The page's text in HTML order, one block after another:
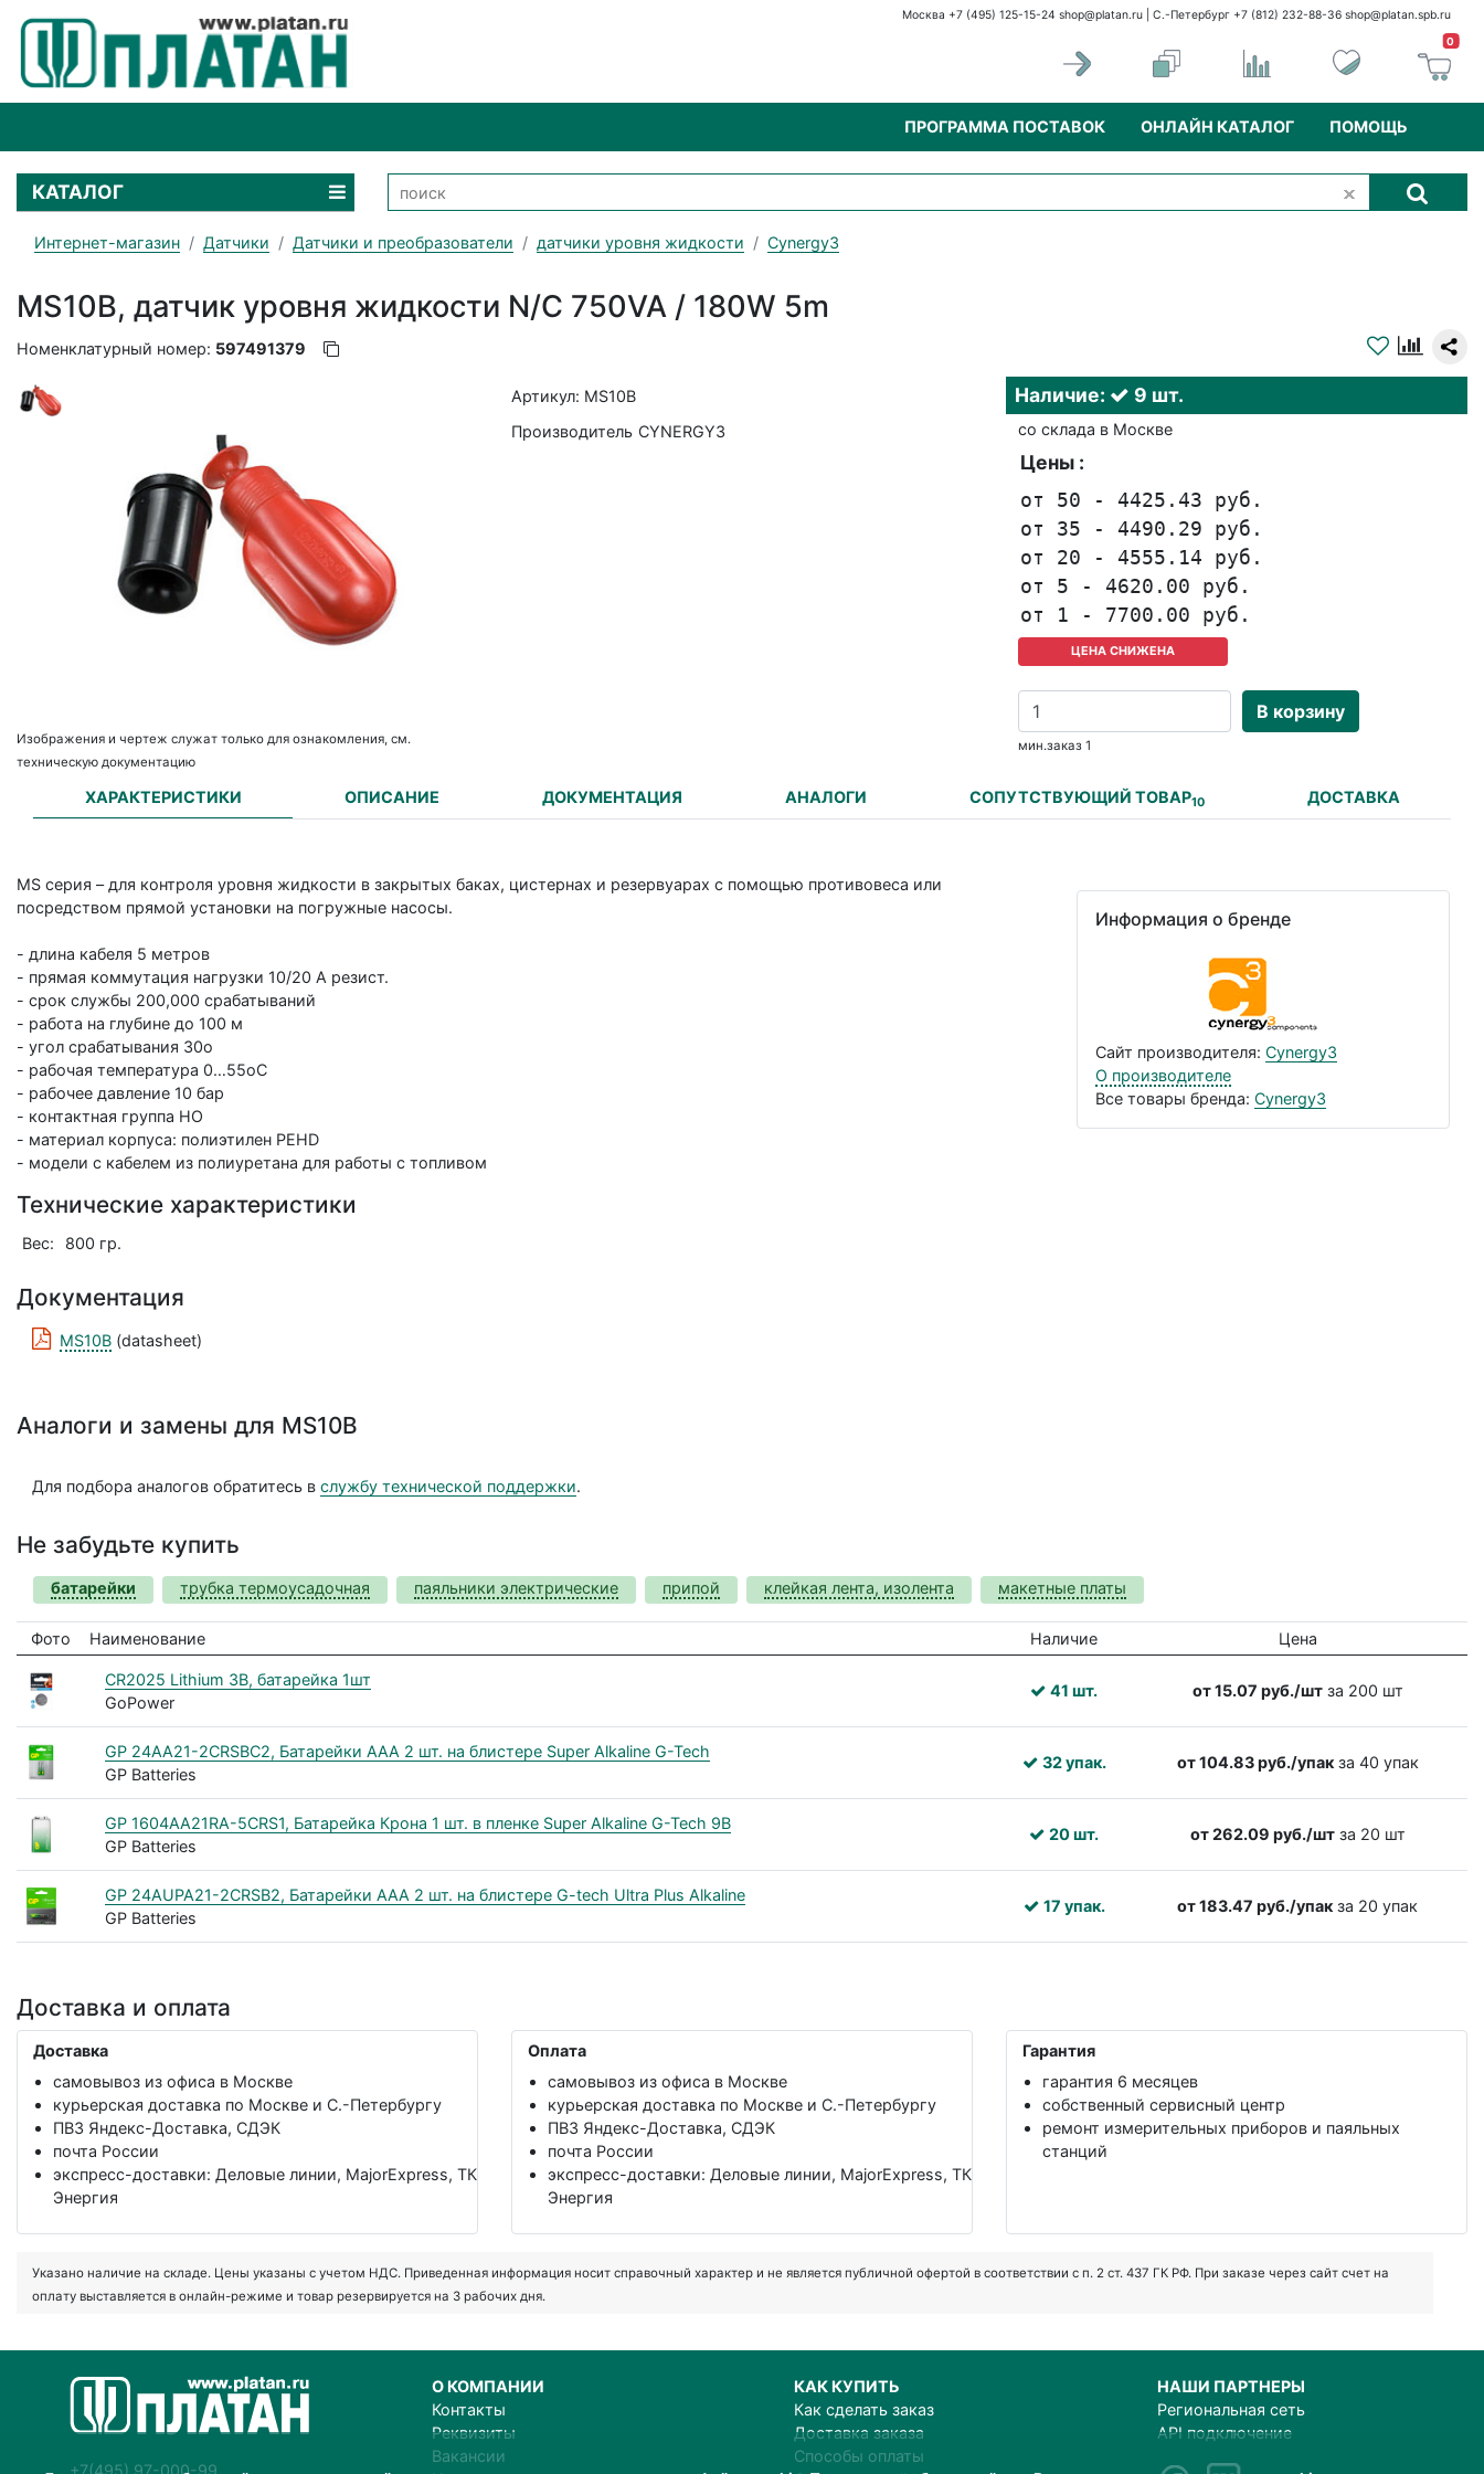
Москва +7 (495) 125-15-24 shop@platan.ru | С.-Петербург +7 (812) 232-88-36 shop@platan.spb.ru
0
ПРОГРАММА ПОСТАВОК ОНЛАЙН КАТАЛОГ ПОМОЩЬ
КАТАЛОГ
Интернет-магазин Датчики Датчики и преобразователи датчики уровня жидкости Cynergy3
MS10B, датчик уровня жидкости N/C 750VA / 180W 5m
Номенклатурный номер: 597491379
Изображения и чертеж служат только для ознакомления, см.
техническую документацию
Артикул: MS10B
Производитель CYNERGY3
Наличие: 9 шт.
со склада в Москве
Цены :
от 50 - 4425.43 руб.
от 35 - 4490.29 руб.
от 20 - 4555.14 руб.
от 5 - 4620.00 руб.
от 1 - 7700.00 руб.
ЦЕНА СНИЖЕНА
В корзину
мин.заказ 1
ХАРАКТЕРИСТИКИ ОПИСАНИЕ ДОКУМЕНТАЦИЯ АНАЛОГИ СОПУТСТВУЮЩИЙ ТОВАР10 ДОСТАВКА
MS серия – для контроля уровня жидкости в закрытых баках, цистернах и резервуарах с помощью противовеса или
посредством прямой установки на погружные насосы.
- длина кабеля 5 метров
- прямая коммутация нагрузки 10/20 А резист.
- срок службы 200,000 срабатываний
- работа на глубине до 100 м
- угол срабатывания 30o
- рабочая температура 0…55oС
- рабочее давление 10 бар
- контактная группа НО
- материал корпуса: полиэтилен PEHD
- модели с кабелем из полиуретана для работы с топливом
Технические характеристики
Вес: 800 гр.
Информация о бренде
Сайт производителя: Cynergy3
О производителе
Все товары бренда: Cynergy3
Документация
MS10B (datasheet)
Аналоги и замены для MS10B
Для подбора аналогов обратитесь вслужбу технической поддержки.
Не забудьте купить
батарейки трубка термоусадочная паяльники электрические припой клейкая лента, изолента макетные платы
Фото Наименование Наличие Цена
CR2025 Lithium 3В, батарейка 1шт
GoPower
41 шт. от 15.07 руб./штза 200 шт
GP 24AA21-2CRSBC2, Батарейки ААA 2 шт. на блистере Super Alkaline G-Tech
GP Batteries
32 упак. от 104.83 руб./упакза 40 упак
GP 1604AA21RA-5CRS1, Батарейка Крона 1 шт. в пленке Super Alkaline G-Tech 9В
GP Batteries
20 шт. от 262.09 руб./штза 20 шт
GP 24AUPA21-2CRSB2, Батарейки AАA 2 шт. на блистере G-tech Ultra Plus Alkaline
GP Batteries
17 упак. от 183.47 руб./упак за 20 упак
Доставка и оплата
Доставка
самовывоз из офиса в Москве
курьерская доставка по Москве и С.-Петербургу
ПВЗ Яндекс-Доставка, СДЭК
почта России
экспресс-доставки: Деловые линии, MajorExpress, ТК
Энергия
Оплата
самовывоз из офиса в Москве
курьерская доставка по Москве и С.-Петербургу
ПВЗ Яндекс-Доставка, СДЭК
почта России
экспресс-доставки: Деловые линии, MajorExpress, ТК
Энергия
Гарантия
гарантия 6 месяцев
собственный сервисный центр
ремонт измерительных приборов и паяльных
станций
Указано наличие на складе. Цены указаны с учетом НДС. Приведенная информация носит справочный характер и не является публичной офертой в соответствии с п. 2 ст. 437 ГК РФ. При заказе через сайт счет на
оплату выставляется в онлайн-режиме и товар резервируется на 3 рабочих дня.
+7(495) 97-000-99
О КОМПАНИИ
Контакты
Реквизиты
Вакансии
КАК КУПИТЬ
Как сделать заказ
Доставка заказа
Способы оплаты
НАШИ ПАРТНЕРЫ
Региональная сеть
API подключение